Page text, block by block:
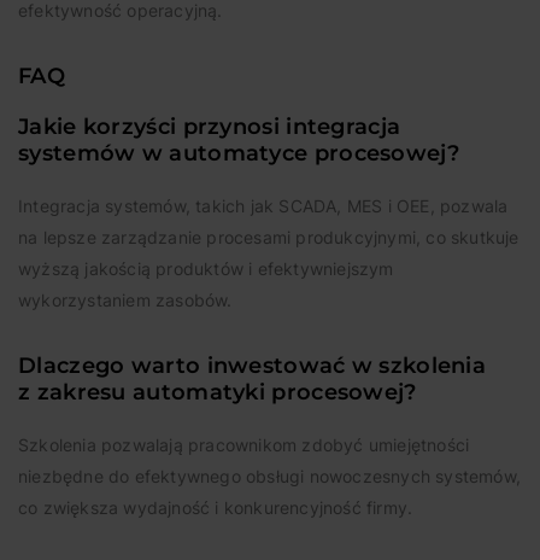
efektywność operacyjną.
FAQ
Jakie korzyści przynosi integracja
systemów w automatyce procesowej?
Integracja systemów, takich jak SCADA, MES i OEE, pozwala
na lepsze zarządzanie procesami produkcyjnymi, co skutkuje
wyższą jakością produktów i efektywniejszym
wykorzystaniem zasobów.
Dlaczego warto inwestować w szkolenia
z zakresu automatyki procesowej?
Szkolenia pozwalają pracownikom zdobyć umiejętności
niezbędne do efektywnego obsługi nowoczesnych systemów,
co zwiększa wydajność i konkurencyjność firmy.